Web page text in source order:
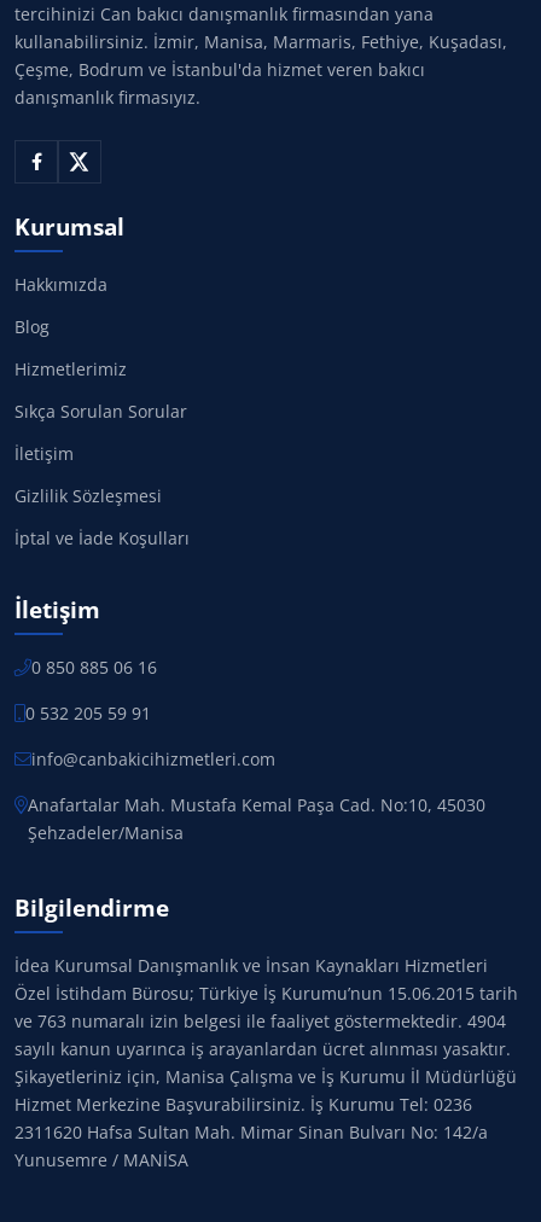
tercihinizi Can bakıcı danışmanlık firmasından yana
kullanabilirsiniz. İzmir, Manisa, Marmaris, Fethiye, Kuşadası,
Çeşme, Bodrum ve İstanbul'da hizmet veren bakıcı
danışmanlık firmasıyız.
Kurumsal
Hakkımızda
Blog
Hizmetlerimiz
Sıkça Sorulan Sorular
İletişim
Gizlilik Sözleşmesi
İptal ve İade Koşulları
İletişim
0 850 885 06 16
0 532 205 59 91
info@canbakicihizmetleri.com
Anafartalar Mah. Mustafa Kemal Paşa Cad. No:10, 45030
Şehzadeler/Manisa
Bilgilendirme
İdea Kurumsal Danışmanlık ve İnsan Kaynakları Hizmetleri
Özel İstihdam Bürosu; Türkiye İş Kurumu’nun 15.06.2015 tarih
ve 763 numaralı izin belgesi ile faaliyet göstermektedir. 4904
sayılı kanun uyarınca iş arayanlardan ücret alınması yasaktır.
Şikayetleriniz için, Manisa Çalışma ve İş Kurumu İl Müdürlüğü
Hizmet Merkezine Başvurabilirsiniz. İş Kurumu Tel: 0236
2311620 Hafsa Sultan Mah. Mimar Sinan Bulvarı No: 142/a
Yunusemre / MANİSA